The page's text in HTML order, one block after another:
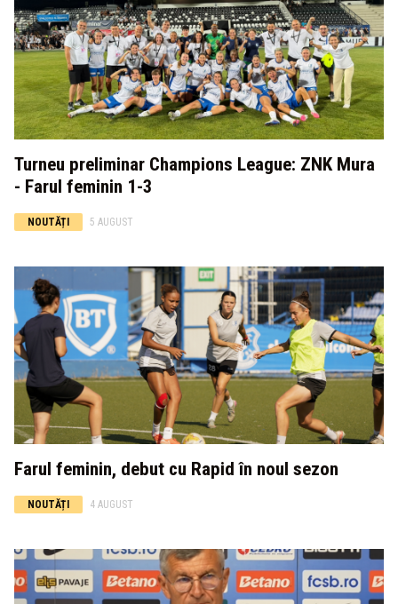
Turneu preliminar Champions League: ZNK Mura
- Farul feminin 1-3
NOUTĂȚI 5 AUGUST
Farul feminin, debut cu Rapid în noul sezon
NOUTĂȚI 4 AUGUST